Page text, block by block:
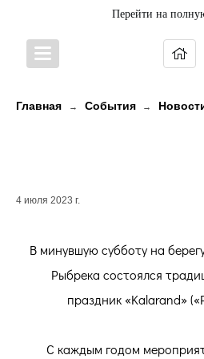
Перейти на
Главная → События →
4 июля 2023 г.
В минувшую субботу на
Рыбрека состоялся
праздник «Kalarand»
С каждым годом